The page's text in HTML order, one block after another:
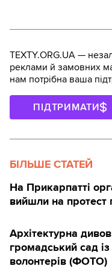
TEXTY.ORG.UA —
реклами й замовних
нам потрібна ваша
ПІДТРИМАТИ
БІЛЬШЕ СТАТЕЙ
На Прикарпатті
вийшли на
Архітектурна
громадський сад
волонтерів (ФОТО)